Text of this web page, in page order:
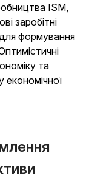
ISM,
заробітні
формування
та
економічної